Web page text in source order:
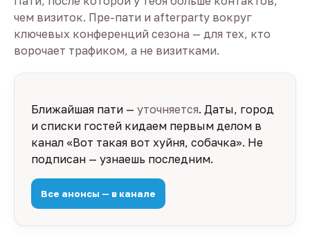
чем визиток. Пре-пати и afterparty вокруг
ключевых конференций сезона — для тех, кто
ворочает трафиком, а не визитками.
Ближайшая пати — уточняется. Даты, город
и списки гостей кидаем первым делом в
канал «Вот такая вот хуйня, собачка». Не
подписан — узнаешь последним.
Все анонсы — в канале